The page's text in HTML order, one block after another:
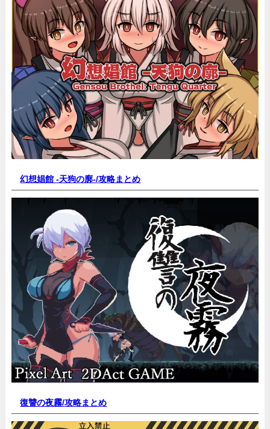
幻想娼館 -天狗の廓-/攻略まとめ
復讐の夜霧/攻略まとめ